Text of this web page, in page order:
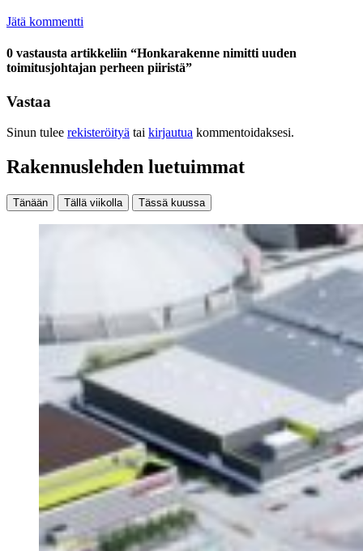
Jätä kommentti
0 vastausta artikkeliin “Honkarakenne nimitti uuden
toimitusjohtajan perheen piiristä”
Vastaa
Sinun tulee rekisteröityä tai kirjautua kommentoidaksesi.
Rakennuslehden luetuimmat
Tänään Tällä viikolla Tässä kuussa